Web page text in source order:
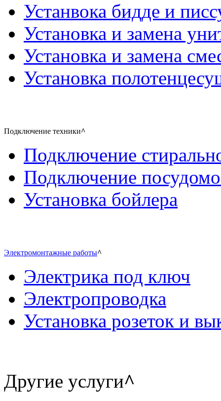
Устанвока бидде и
Установка и замена
Установка и замена
Установка
Подключение техники^
Подключение
Подключение
Установка бойлера
Электромонтажные работы^
Электрика под ключ
Электропроводка
Установка розеток и
Другие услуги^